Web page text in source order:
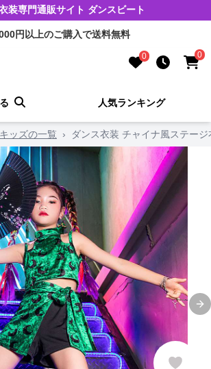
装専門通販サイト ダンスビート
円以上のご購入で送料無料
0 0
人気ランキング
キッズの一覧 › ダンス衣装 チャイナ風ステー